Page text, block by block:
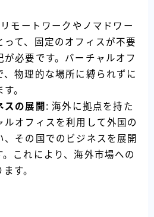
モートワークやノマドワー
て、固定のオフィスが不要
必要です。バーチャルオフ
、物理的な場所に縛られずに
。
スの展開 : 海外に拠点を持た
ルオフィスを利用して外国の
その国でのビジネスを展開
これにより、海外市場への
す。